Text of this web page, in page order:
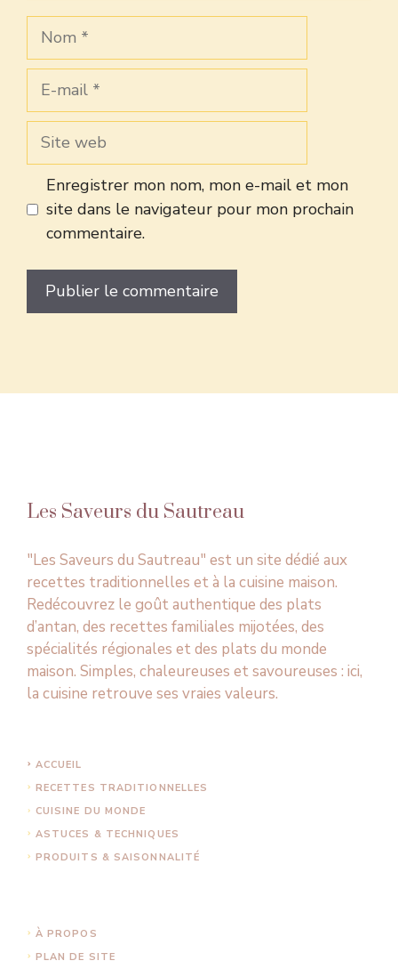
Nom
Site
Enregistrer mon nom, mon e-mail et mon
site dans le navigateur pour mon prochain
commentaire.
Les Saveurs du Sautreau
"Les Saveurs du Sautreau" est un site dédié aux
recettes traditionnelles et à la cuisine maison.
Redécouvrez le goût authentique des plats
d’antan, des recettes familiales mijotées, des
spécialités régionales et des plats du monde
maison. Simples, chaleureuses et savoureuses : ici,
la cuisine retrouve ses vraies valeurs.
ACCUEIL
RECETTES TRADITIONNELLES
CUISINE DU MONDE
ASTUCES & TECHNIQUES
PRODUITS & SAISONNALITÉ
À PROPOS
PLAN DE SITE